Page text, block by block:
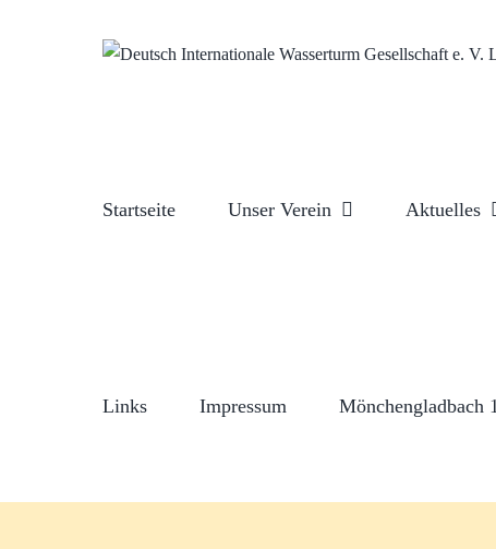
Startseite Unser Verein Aktuelles
Links Impressum Mönchengladbach